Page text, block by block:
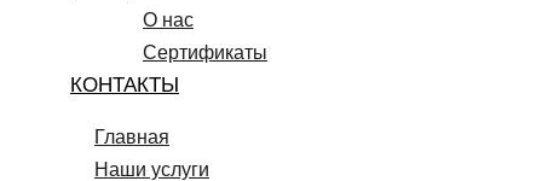
О нас
Сертификаты
КОНТАКТЫ
Главная
Наши услуги